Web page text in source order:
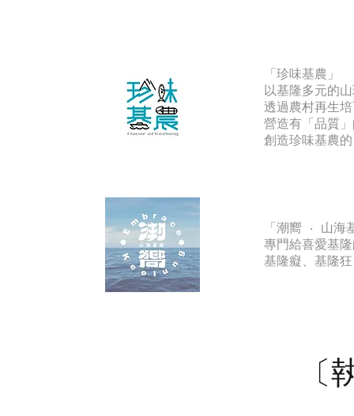
「珍味基農」
以基隆多元的
透過農村再生
營造有「品質
創造珍味基農
「潮嚮 ‧ 山海
專門給喜愛基
基隆癡、基隆
〔